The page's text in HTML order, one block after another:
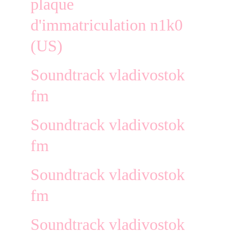
plaque
d'immatriculation n1k0
(US)
Soundtrack vladivostok
fm
Soundtrack vladivostok
fm
Soundtrack vladivostok
fm
Soundtrack vladivostok